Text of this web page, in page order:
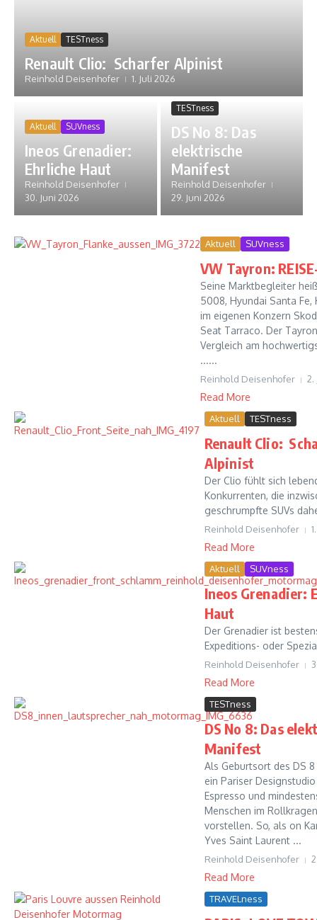
Aktuell TESTness
Renault Clio: Scharfer Alpinist
Reinhold Deisenhofer 1. Juli 2026
Aktuell SUVness
Ineos Grenadier:
Ehrliche Haut
Reinhold Deisenhofer
30. Juni 2026
TESTness
DS No 8: Das
elektrische
Manifest
Reinhold Deisenhofer
29. Juni 2026
Aktuell SUVness
VW Tayron:
Seine Marktbegleiter
5008, Hyundai Santa
im eigenen Konzern
Seat Tarraco. Der
Vergleich am
......
Reinhold Deisenhofer 2.
Read More
Aktuell TESTness
Renault Clio:
Alpinist
Der Clio fühlt sich
Konkurrenten, die
geschrumpfte SUVs
Reinhold Deisenhofer
Read More
Aktuell SUVness
Ineos Grenadier:
Haut
Der Grenadier ist
Expeditions- oder
Reinhold Deisenhofer
Read More
TESTness
DS No 8: Das
Manifest
Als Geburtsort des DS
ein Pariser Designstudio
Espresso und
Menschen im
vorstellen. So, als on
Yves Saint Laurent ...
Reinhold Deisenhofer
Read More
TRAVELness